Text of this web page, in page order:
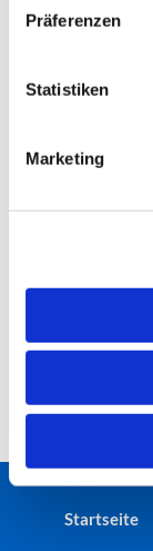
Präferenzen
Statistiken
Marketing
Startseite